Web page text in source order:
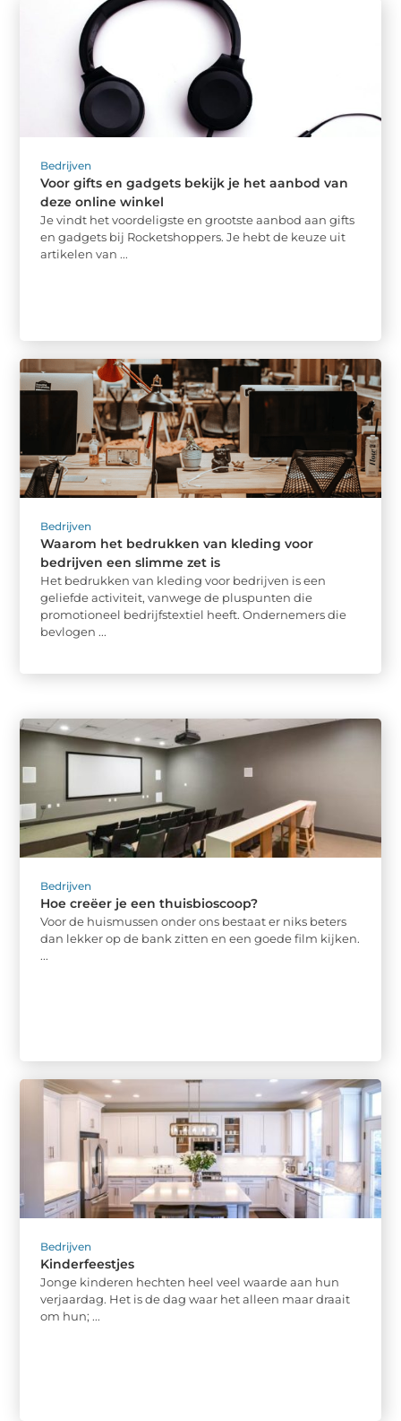
Bedrijven
Voor gifts en gadgets bekijk je het aanbod van
deze online winkel
Je vindt het voordeligste en grootste aanbod aan gifts
en gadgets bij Rocketshoppers. Je hebt de keuze uit
artikelen van ...
Bedrijven
Waarom het bedrukken van kleding voor
bedrijven een slimme zet is
Het bedrukken van kleding voor bedrijven is een
geliefde activiteit, vanwege de pluspunten die
promotioneel bedrijfstextiel heeft. Ondernemers die
bevlogen ...
Bedrijven
Hoe creëer je een thuisbioscoop?
Voor de huismussen onder ons bestaat er niks beters
dan lekker op de bank zitten en een goede film kijken.
...
Bedrijven
Kinderfeestjes
Jonge kinderen hechten heel veel waarde aan hun
verjaardag. Het is de dag waar het alleen maar draait
om hun; ...